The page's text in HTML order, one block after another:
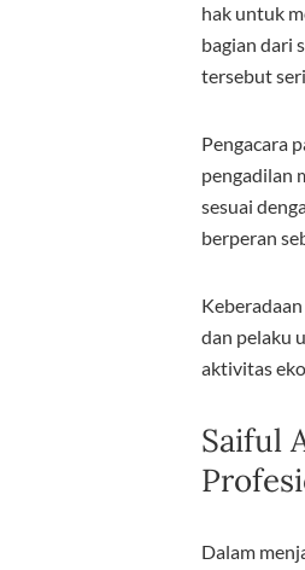
hak untuk
bagian dari
tersebut
Pengacara
pengadilan
sesuai
berperan
dan pelaku
aktivitas
Saiful
Dalam